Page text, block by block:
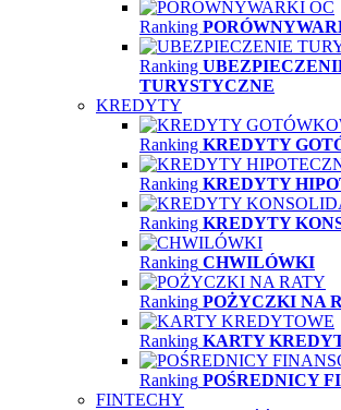
Ranking
Ranking
TURYSTYCZNE
KREDYTY
Ranking KREDYTY
Ranking KREDYTY
Ranking KREDYTY
Ranking CHWILÓWKI
Ranking POŻYCZKI NA
Ranking KARTY
Ranking POŚREDNICY
FINTECHY